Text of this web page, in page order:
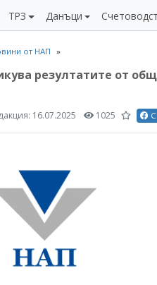
ТРЗ Данъци
от НАП
резултатите от
16.07.2025 1025